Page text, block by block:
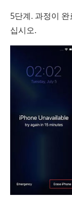
5단계. 과정이
십시오.